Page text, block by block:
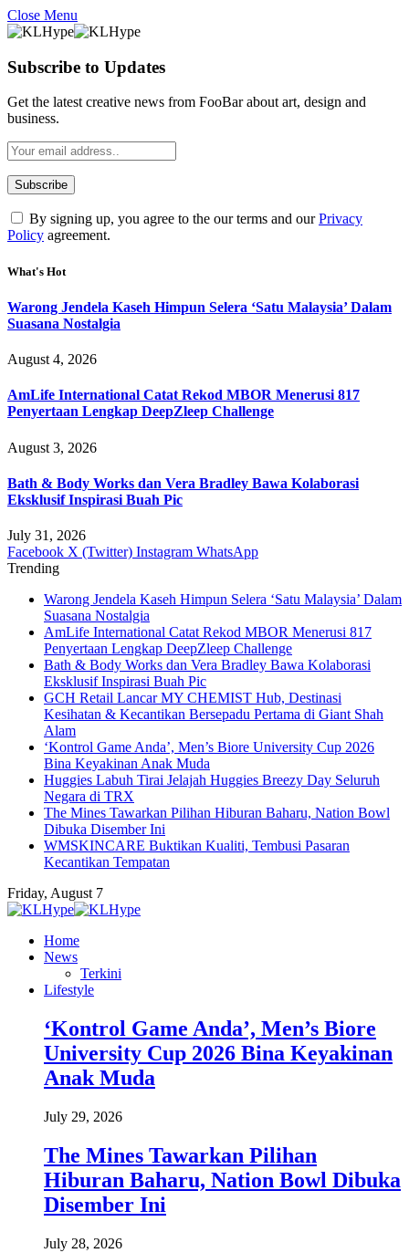
Close Menu
Subscribe to Updates
Get the latest creative news from FooBar about art, design and
business.
By signing up, you agree to the our terms and ourPrivacy
Policy agreement.
What's Hot
Warong Jendela Kaseh Himpun Selera ‘Satu Malaysia’ Dalam
Suasana Nostalgia
August 4, 2026
AmLife International Catat Rekod MBOR Menerusi 817
Penyertaan Lengkap DeepZleep Challenge
August 3, 2026
Bath & Body Works dan Vera Bradley Bawa Kolaborasi
Eksklusif Inspirasi Buah Pic
July 31, 2026
Facebook X (Twitter) Instagram WhatsApp
Trending
Warong Jendela Kaseh Himpun Selera ‘Satu Malaysia’ Dalam
Suasana Nostalgia
AmLife International Catat Rekod MBOR Menerusi 817
Penyertaan Lengkap DeepZleep Challenge
Bath & Body Works dan Vera Bradley Bawa Kolaborasi
Eksklusif Inspirasi Buah Pic
GCH Retail Lancar MY CHEMIST Hub, Destinasi
Kesihatan & Kecantikan Bersepadu Pertama di Giant Shah
Alam
‘Kontrol Game Anda’, Men’s Biore University Cup 2026
Bina Keyakinan Anak Muda
Huggies Labuh Tirai Jelajah Huggies Breezy Day Seluruh
Negara di TRX
The Mines Tawarkan Pilihan Hiburan Baharu, Nation Bowl
Dibuka Disember Ini
WMSKINCARE Buktikan Kualiti, Tembusi Pasaran
Kecantikan Tempatan
Friday, August 7
Home
News
Terkini
Lifestyle
‘Kontrol Game Anda’, Men’s Biore
University Cup 2026 Bina Keyakinan
Anak Muda
July 29, 2026
The Mines Tawarkan Pilihan
Hiburan Baharu, Nation Bowl Dibuka
Disember Ini
July 28, 2026